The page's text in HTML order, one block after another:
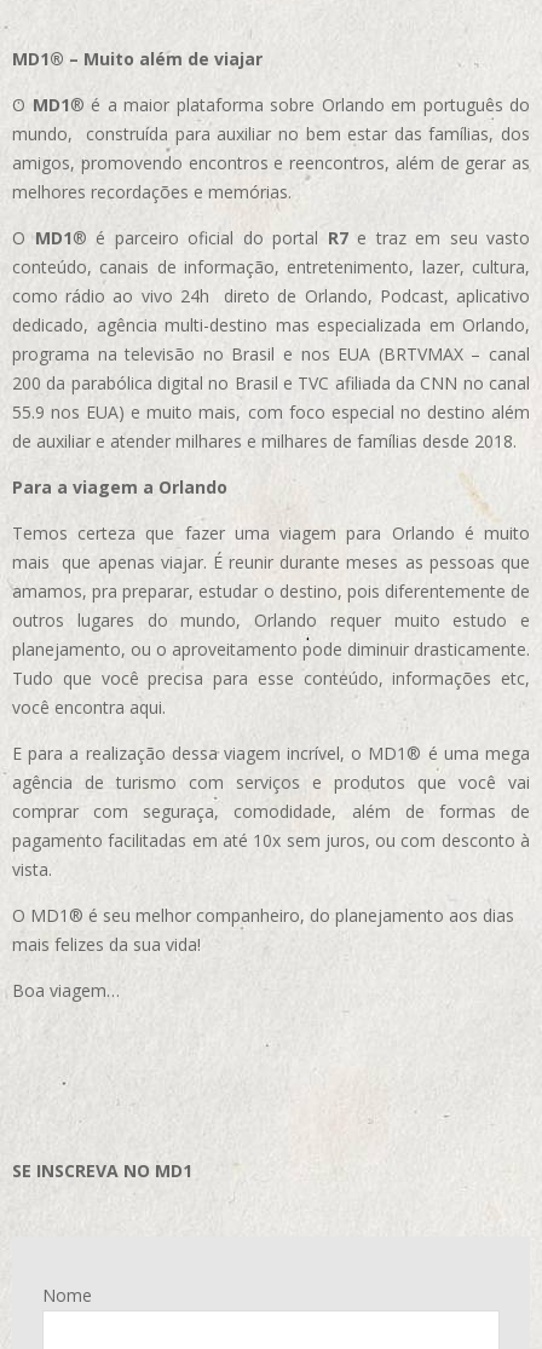
MD1® – Muito além de viajar
O MD1® é a maior plataforma sobre Orlando em português do
mundo, construída para auxiliar no bem estar das famílias, dos
amigos, promovendo encontros e reencontros, além de gerar as
melhores recordações e memórias.
OMD1® é parceiro oficial do portal R7e traz em seu vasto
conteúdo, canais de informação, entretenimento, lazer, cultura,
como rádio ao vivo 24h direto de Orlando, Podcast, aplicativo
dedicado, agência multi-destino mas especializada em Orlando,
programa na televisão no Brasil e nos EUA (BRTVMAX – canal
200 da parabólica digital no Brasil e TVC afiliada da CNN no canal
55.9 nos EUA) e muito mais, com foco especial no destino além
de auxiliar e atender milhares e milhares de famílias desde 2018.
Para a viagem a Orlando
Temos certeza que fazer uma viagem para Orlando é muito
mais que apenas viajar. É reunir durante meses as pessoas que
amamos, pra preparar, estudar o destino, pois diferentemente de
outros lugares do mundo, Orlando requer muito estudo e
planejamento, ou o aproveitamento pode diminuir drasticamente.
Tudo que você precisa para esse conteúdo, informações etc,
você encontra aqui.
E para a realização dessa viagem incrível, o MD1® é uma mega
agência de turismo com serviços e produtos que você vai
comprar com seguraça, comodidade, além de formas de
pagamento facilitadas em até 10x sem juros, ou com desconto à
vista.
O MD1® é seu melhor companheiro, do planejamento aos dias
mais felizes da sua vida!
Boa viagem…
SE INSCREVA NO MD1
Nome